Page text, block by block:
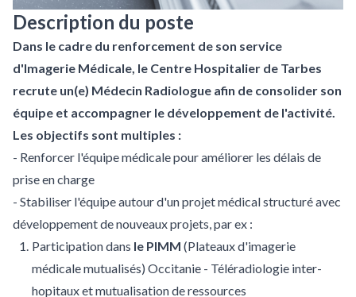
Description du poste
Dans le cadre du renforcement de son service
d'Imagerie Médicale, le Centre Hospitalier de Tarbes
recrute un(e) Médecin Radiologue afin de consolider son
équipe et accompagner le développement de l'activité.
Les objectifs sont multiples :
- Renforcer l'équipe médicale pour améliorer les délais de
prise en charge
- Stabiliser l'équipe autour d'un projet médical structuré avec
développement de nouveaux projets, par ex :
Participation dans le PIMM (Plateaux d'imagerie
médicale mutualisés) Occitanie - Téléradiologie inter-
hopitaux et mutualisation de ressources